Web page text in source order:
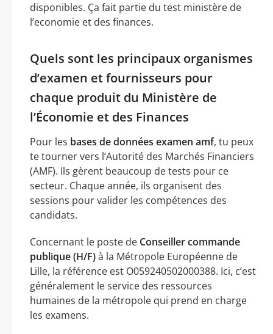
disponibles. Ça fait partie du test ministère de
l’economie et des finances.
Quels sont les principaux organismes
d’examen et fournisseurs pour
chaque produit du Ministère de
l’Économie et des Finances
Pour les bases de données examen amf, tu peux
te tourner vers l’Autorité des Marchés Financiers
(AMF). Ils gèrent beaucoup de tests pour ce
secteur. Chaque année, ils organisent des
sessions pour valider les compétences des
candidats.
Concernant le poste de Conseiller commande
publique (H/F)à la Métropole Européenne de
Lille, la référence est O059240502000388. Ici, c’est
généralement le service des ressources
humaines de la métropole qui prend en charge
les examens.